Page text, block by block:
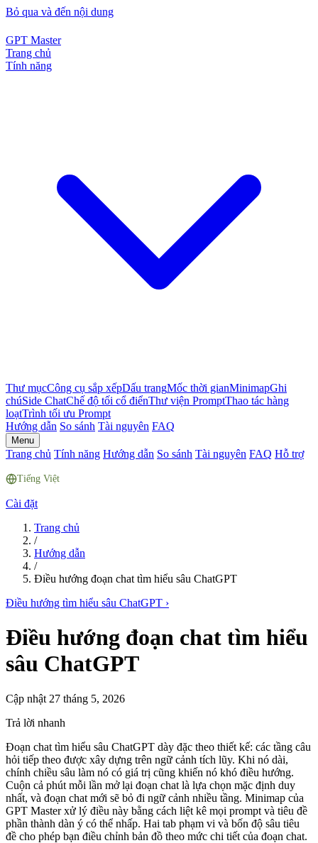
Bỏ qua và đến nội dung
GPT Master
Trang chủ
Tính năng
Thư mụcCông cụ sắp xếpDấu trangMốc thời gianMinimapGhi
chúSide ChatChế độ tối cổ điểnThư viện PromptThao tác hàng
loạtTrình tối ưu Prompt
Hướng dẫn So sánh Tài nguyên FAQ
Menu
Trang chủ Tính năng Hướng dẫn So sánh Tài nguyên FAQ Hỗ trợ
Tiếng Việt
Cài đặt
Trang chủ
/
Hướng dẫn
/
Điều hướng đoạn chat tìm hiểu sâu ChatGPT
Điều hướng tìm hiểu sâu ChatGPT ›
Điều hướng đoạn chat tìm hiểu
sâu ChatGPT
Cập nhật 27 tháng 5, 2026
Trả lời nhanh
Đoạn chat tìm hiểu sâu ChatGPT dày đặc theo thiết kế: các tầng câu
hỏi tiếp theo được xây dựng trên ngữ cảnh tích lũy. Khi nó dài,
chính chiều sâu làm nó có giá trị cũng khiến nó khó điều hướng.
Cuộn cả phút mỗi lần mở lại đoạn chat là lựa chọn mặc định duy
nhất, và đoạn chat mới sẽ bỏ đi ngữ cảnh nhiều tầng. Minimap của
GPT Master xử lý điều này bằng cách liệt kê mọi prompt và tiêu đề
phần thành dàn ý có thể nhấp. Hai tab phạm vi và bốn độ sâu tiêu
đề cho phép bạn điều chỉnh bản đồ theo mức chi tiết của đoạn chat.